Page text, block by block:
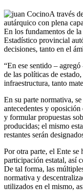
A través
autárquico con plena
En los fundamentos de
Estadístico provincial
decisiones, tanto en el
“En ese sentido –
de las políticas de
infraestructura, tanto
En su parte normativa,
antecedentes y
y formular propuestas
producidas; el mismo
restantes serán
Por otra parte, el Ente se
participación estatal, así
De tal forma, las
normativa y
utilizados en el mismo,